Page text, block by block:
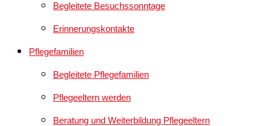
Begleitete Besuchssonntage
Erinnerungskontakte
Pflegefamilien
Begleitete Pflegefamilien
Pflegeeltern werden
Beratung und Weiterbildung Pflegeeltern